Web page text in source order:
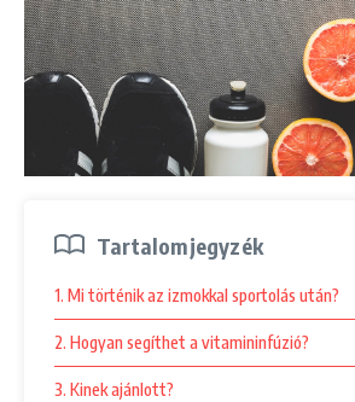
Tartalomjegyzék
1. Mi történik az izmokkal sportolás után?
2. Hogyan segíthet a vitamininfúzió?
3. Kinek ajánlott?